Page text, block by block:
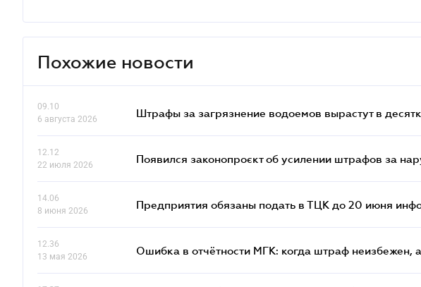
Похожие новости
09.10
6 августа 2026
Штрафы за загрязнение водоемов вырастут в
12.12
22 июля 2026
Появился законопроєкт об усилении штрафов за
14.06
8 июня 2026
Предприятия обязаны подать в ТЦК до 20 июня
12.36
13 мая 2026
Ошибка в отчётности МГК: когда штраф неизбежен,